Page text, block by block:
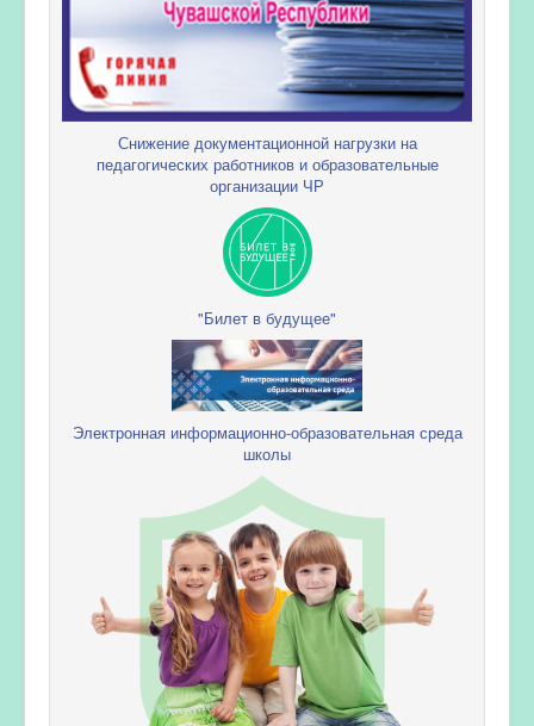
Снижение документационной нагрузки на
педагогических работников и образовательные
организации ЧР
"Билет в будущее"
Электронная информационно-образовательная среда
школы